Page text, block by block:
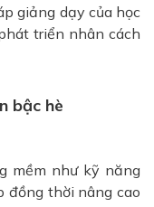
giảng dạy của học
triển nhân cách
bậc hè
mềm như kỹ năng
đồng thời nâng cao